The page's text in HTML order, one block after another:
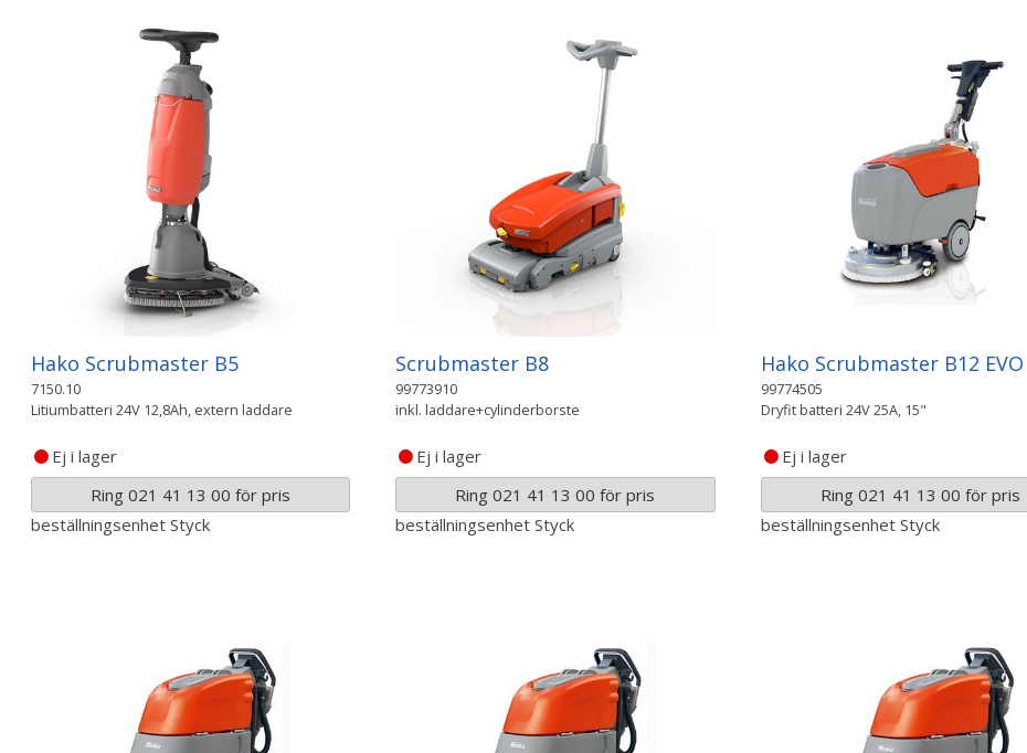
Hako Scrubmaster B5
7150.10
Litiumbatteri 24V 12,8Ah, extern laddare
Ej i lager
Ring 021 41 13 00 för pris
beställningsenhet Styck
Scrubmaster B8
99773910
inkl. laddare+cylinderborste
Ej i lager
Ring 021 41 13 00 för pris
beställningsenhet Styck
Hako Scrubmaster B12 EVO
99774505
Dryfit batteri 24V 25A, 15"
Ej i lager
Ring 021 41 13 00 för pris
beställningsenhet Styck